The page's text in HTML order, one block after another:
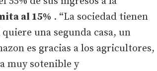
al 15% . “La sociedad tienen
una segunda casa, un
es gracias a los agricultores,
muy sotenible y